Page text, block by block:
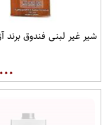
شیر غیر لبنی فندوق برند